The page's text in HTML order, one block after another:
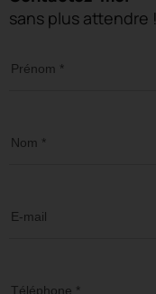
sans plus attendre !
Prénom *
Nom *
E-mail
Téléphone *